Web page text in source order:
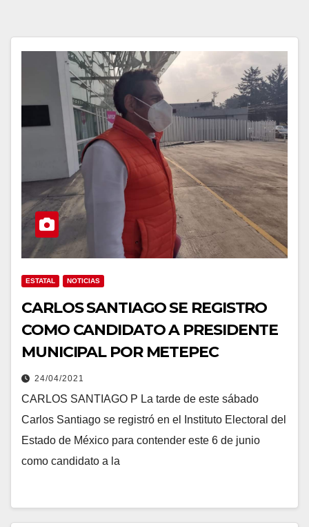
ESTATAL NOTICIAS
CARLOS SANTIAGO SE REGISTRO
COMO CANDIDATO A PRESIDENTE
MUNICIPAL POR METEPEC
24/04/2021
CARLOS SANTIAGO P La tarde de este sábado
Carlos Santiago se registró en el Instituto Electoral del
Estado de México para contender este 6 de junio
como candidato a la